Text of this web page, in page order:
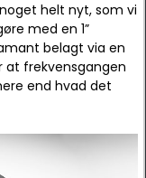
helt nyt, som vi
med en 1”
belagt via en
frekvensgangen
end hvad det